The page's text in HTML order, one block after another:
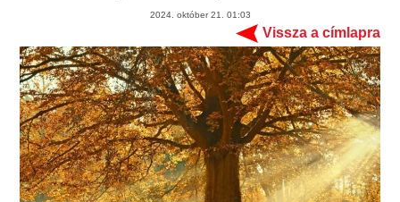
2024. október 21. 01:03
Vissza a címlapra